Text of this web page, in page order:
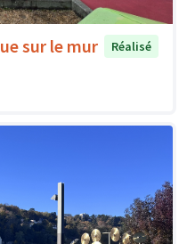
sur le mur
Réalisé